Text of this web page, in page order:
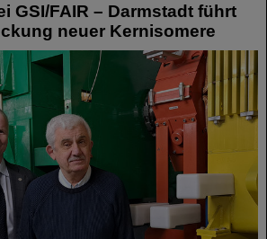
GSI/FAIR – Darmstadt führt
neuer Kernisomere